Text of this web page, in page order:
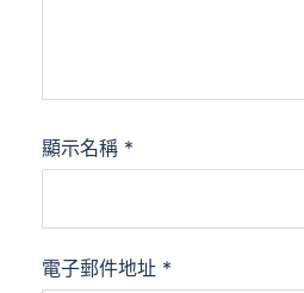
顯示名稱 *
電子郵件地址 *